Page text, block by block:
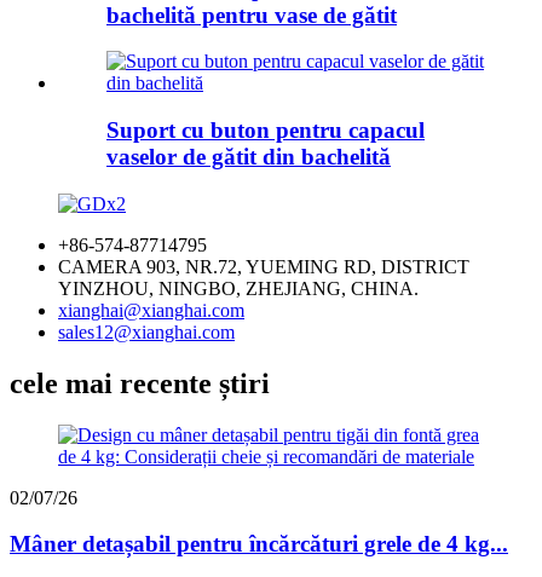
bachelită pentru vase de gătit
Suport cu buton pentru capacul
vaselor de gătit din bachelită
+86-574-87714795
CAMERA 903, NR.72, YUEMING RD, DISTRICT
YINZHOU, NINGBO, ZHEJIANG, CHINA.
xianghai@xianghai.com
sales12@xianghai.com
cele mai recente știri
02/07/26
Mâner detașabil pentru încărcături grele de 4 kg...